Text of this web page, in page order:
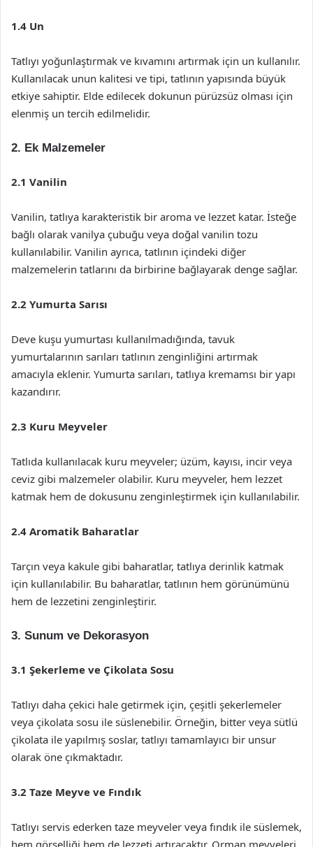
1.4 Un
Tatlıyı yoğunlaştırmak ve kıvamını artırmak için un kullanılır.
Kullanılacak unun kalitesi ve tipi, tatlının yapısında büyük
etkiye sahiptir. Elde edilecek dokunun pürüzsüz olması için
elenmiş un tercih edilmelidir.
2. Ek Malzemeler
2.1 Vanilin
Vanilin, tatlıya karakteristik bir aroma ve lezzet katar. İsteğe
bağlı olarak vanilya çubuğu veya doğal vanilin tozu
kullanılabilir. Vanilin ayrıca, tatlının içindeki diğer
malzemelerin tatlarını da birbirine bağlayarak denge sağlar.
2.2 Yumurta Sarısı
Deve kuşu yumurtası kullanılmadığında, tavuk
yumurtalarının sarıları tatlının zenginliğini artırmak
amacıyla eklenir. Yumurta sarıları, tatlıya kremamsı bir yapı
kazandırır.
2.3 Kuru Meyveler
Tatlıda kullanılacak kuru meyveler; üzüm, kayısı, incir veya
ceviz gibi malzemeler olabilir. Kuru meyveler, hem lezzet
katmak hem de dokusunu zenginleştirmek için kullanılabilir.
2.4 Aromatik Baharatlar
Tarçın veya kakule gibi baharatlar, tatlıya derinlik katmak
için kullanılabilir. Bu baharatlar, tatlının hem görünümünü
hem de lezzetini zenginleştirir.
3. Sunum ve Dekorasyon
3.1 Şekerleme ve Çikolata Sosu
Tatlıyı daha çekici hale getirmek için, çeşitli şekerlemeler
veya çikolata sosu ile süslenebilir. Örneğin, bitter veya sütlü
çikolata ile yapılmış soslar, tatlıyı tamamlayıcı bir unsur
olarak öne çıkmaktadır.
3.2 Taze Meyve ve Fındık
Tatlıyı servis ederken taze meyveler veya fındık ile süslemek,
hem görselliği hem de lezzeti artıracaktır. Orman meyveleri